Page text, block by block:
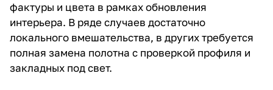
фактуры и цвета в рамках обновления
интерьера. В ряде случаев достаточно
локального вмешательства, в других требуется
полная замена полотна с проверкой профиля и
закладных под свет.